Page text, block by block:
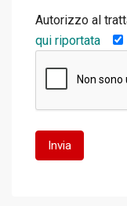
Autorizzo al
qui riportata